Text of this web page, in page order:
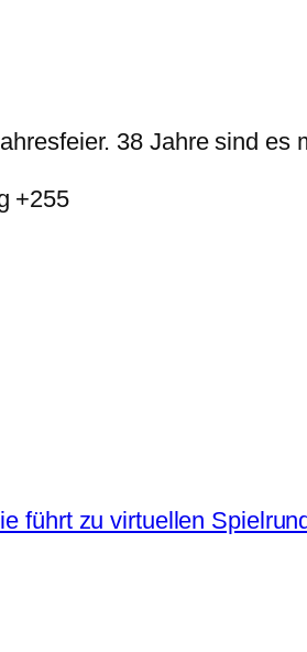
38 Jahre sind es
+255
führt zu virtuellen